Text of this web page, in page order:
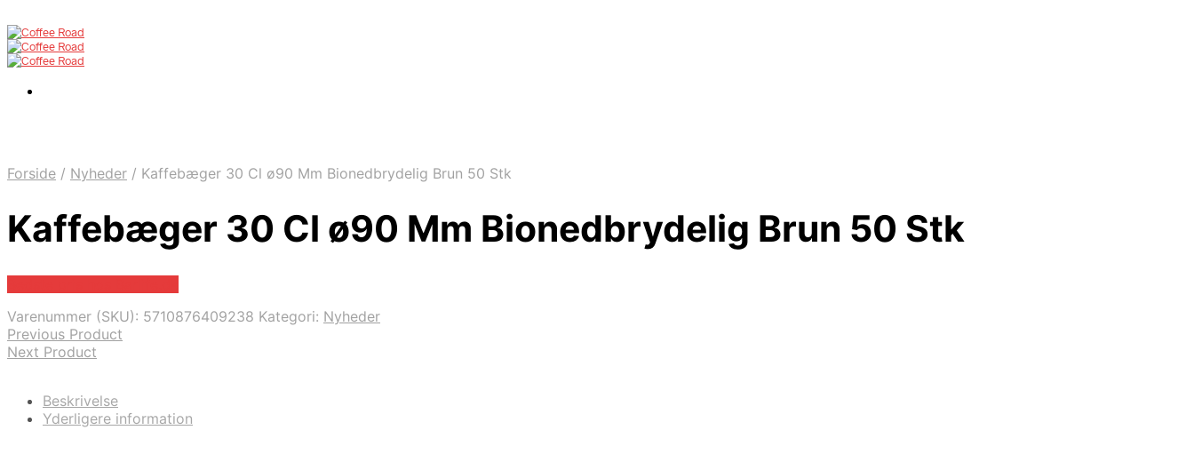
Forside / Nyheder / Kaffebæger 30 Cl ø90 Mm Bionedbrydelig Brun 50 Stk
Kaffebæger 30 Cl ø90 Mm Bionedbrydelig Brun 50 Stk
Varenummer (SKU): 5710876409238 Kategori: Nyheder
Previous Product
Next Product
Beskrivelse
Yderligere information